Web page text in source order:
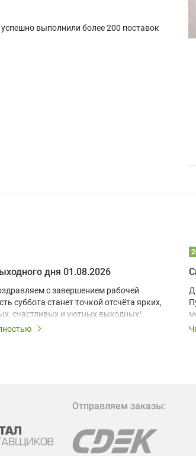
выполнили более 200 поставок
дня 01.08.2026
с завершением рабочей
суббота станет точкой отсчёта ярких,
счастливых и уютных выходных!
Отправляем заказы: